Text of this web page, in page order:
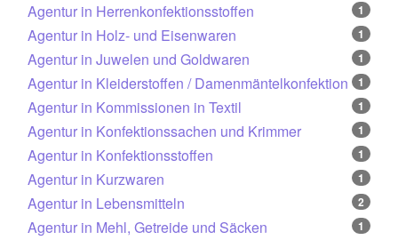
Agentur in Herrenkonfektionsstoffen 1
Agentur in Holz- und Eisenwaren 1
Agentur in Juwelen und Goldwaren 1
Agentur in Kleiderstoffen / Damenmäntelkonfektion 1
Agentur in Kommissionen in Textil 1
Agentur in Konfektionssachen und Krimmer 1
Agentur in Konfektionsstoffen 1
Agentur in Kurzwaren 1
Agentur in Lebensmitteln 2
Agentur in Mehl, Getreide und Säcken 1